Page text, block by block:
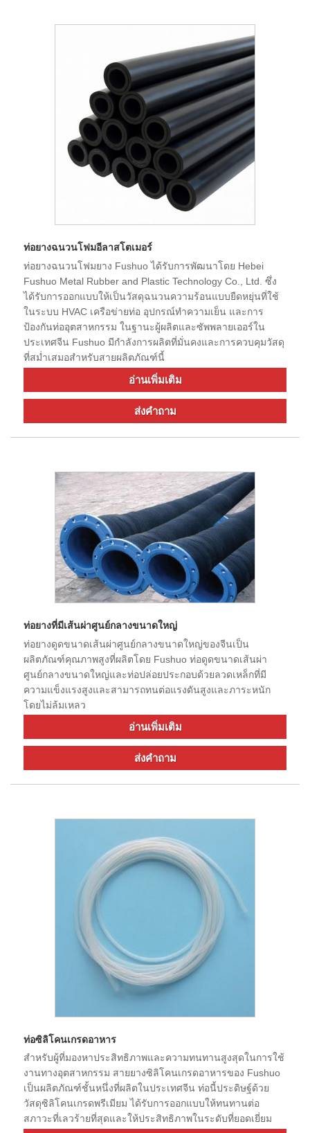
ท่อยางฉนวนโฟมอีลาสโตเมอร์
ท่อยางฉนวนโฟมยาง Fushuo ได้รับการพัฒนาโดย Hebei
Fushuo Metal Rubber and Plastic Technology Co., Ltd. ซึ่ง
ได้รับการออกแบบให้เป็นวัสดุฉนวนความร้อนแบบยืดหยุ่นที่ใช้
ในระบบ HVAC เครือข่ายท่อ อุปกรณ์ทำความเย็น และการ
ป้องกันท่ออุตสาหกรรม ในฐานะผู้ผลิตและซัพพลายเออร์ใน
ประเทศจีน Fushuo มีกำลังการผลิตที่มั่นคงและการควบคุมวัสดุ
ที่สม่ำเสมอสำหรับสายผลิตภัณฑ์นี้
อ่านเพิ่มเติม
ส่งคำถาม
ท่อยางที่มีเส้นผ่าศูนย์กลางขนาดใหญ่
ท่อยางดูดขนาดเส้นผ่าศูนย์กลางขนาดใหญ่ของจีนเป็น
ผลิตภัณฑ์คุณภาพสูงที่ผลิตโดย Fushuo ท่อดูดขนาดเส้นผ่า
ศูนย์กลางขนาดใหญ่และท่อปล่อยประกอบด้วยลวดเหล็กที่มี
ความแข็งแรงสูงและสามารถทนต่อแรงดันสูงและภาระหนัก
โดยไม่ล้มเหลว
อ่านเพิ่มเติม
ส่งคำถาม
ท่อซิลิโคนเกรดอาหาร
สำหรับผู้ที่มองหาประสิทธิภาพและความทนทานสูงสุดในการใช้
งานทางอุตสาหกรรม สายยางซิลิโคนเกรดอาหารของ Fushuo
เป็นผลิตภัณฑ์ชั้นหนึ่งที่ผลิตในประเทศจีน ท่อนี้ประดิษฐ์ด้วย
วัสดุซิลิโคนเกรดพรีเมียม ได้รับการออกแบบให้ทนทานต่อ
สภาวะที่เลวร้ายที่สุดและให้ประสิทธิภาพในระดับที่ยอดเยี่ยม